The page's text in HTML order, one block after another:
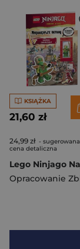
KSIĄŻKA
21,60 zł
24,99 zł - sugerowana
cena detaliczna